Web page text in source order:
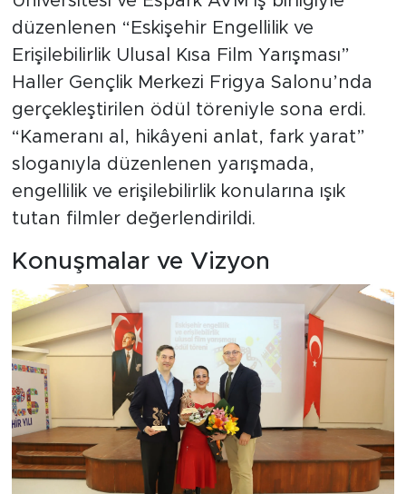
düzenlenen “Eskişehir Engellilik ve
Erişilebilirlik Ulusal Kısa Film Yarışması”
Haller Gençlik Merkezi Frigya Salonu’nda
gerçekleştirilen ödül töreniyle sona erdi.
“Kameranı al, hikâyeni anlat, fark yarat”
sloganıyla düzenlenen yarışmada,
engellilik ve erişilebilirlik konularına ışık
tutan filmler değerlendirildi.
Konuşmalar ve Vizyon